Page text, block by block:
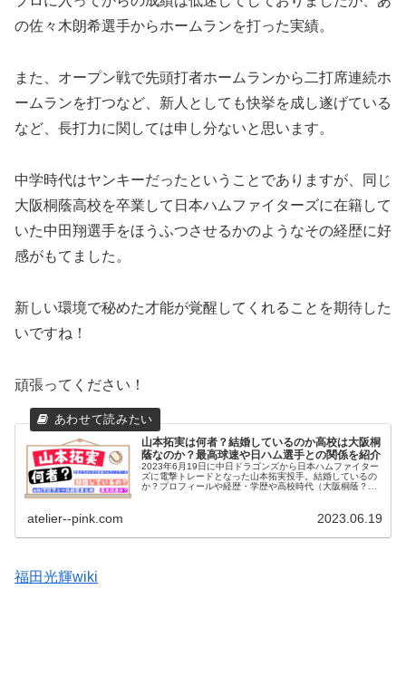
の佐々木朗希選手からホームランを打った実績。
また、オープン戦で先頭打者ホームランから二打席連続ホ
ームランを打つなど、新人としても快挙を成し遂げている
など、長打力に関しては申し分ないと思います。
中学時代はヤンキーだったということでありますが、同じ
大阪桐蔭高校を卒業して日本ハムファイターズに在籍して
いた中田翔選手をほうふつさせるかのようなその経歴に好
感がもてました。
新しい環境で秘めた才能が覚醒してくれることを期待した
いですね！
頑張ってください！
山本拓実は何者？結婚しているのか高校は大阪桐
蔭なのか？最高球速や日ハム選手との関係を紹介
2023年6月19日に中日ドラゴンズから日本ハムファイター
ズに電撃トレードとなった山本拓実投手。結婚しているの
か？プロフィールや経歴・学歴や高校時代（大阪桐蔭？）
atelier--pink.com 2023.06.19
福田光輝wiki